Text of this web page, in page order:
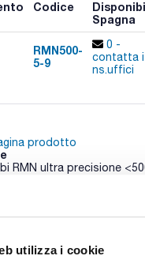
utilizza i cookie
Codice
Spagna
RMN500-
5-9
0 -
contatta i
ns.uffici
prodotto
RMN ultra precisione
228,5x5
(mm) : 4,95 ± 0,030